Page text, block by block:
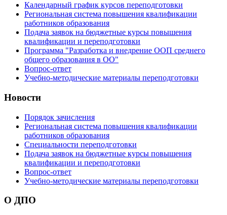
Календарный график курсов переподготовки
Региональная система повышения квалификации
работников образования
Подача заявок на бюджетные курсы повышения
квалификации и переподготовки
Программа "Разработка и внедрение ООП среднего
общего образования в ОО"
Вопрос-ответ
Учебно-методические материалы переподготовки
Новости
Порядок зачисления
Региональная система повышения квалификации
работников образования
Специальности переподготовки
Подача заявок на бюджетные курсы повышения
квалификации и переподготовки
Вопрос-ответ
Учебно-методические материалы переподготовки
О ДПО